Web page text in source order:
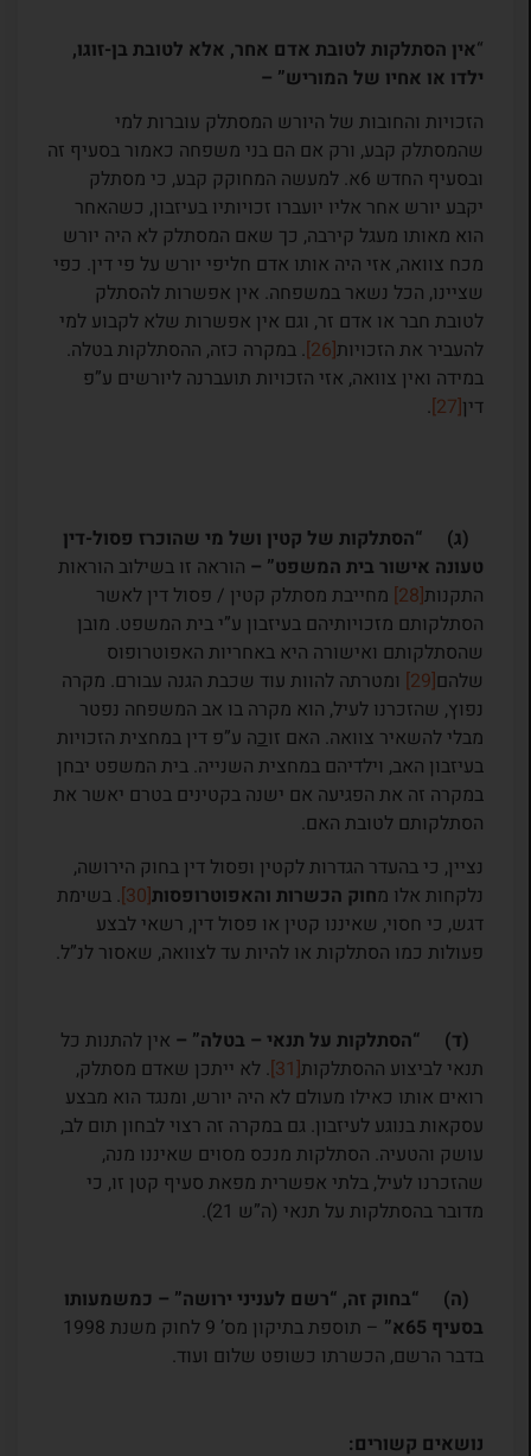
“אין הסתלקות לטובת אדם אחר, אלא לטובת בן-זוגו,
ילדו או אחיו של המוריש” –
הזכויות והחובות של היורש המסתלק עוברות למי
שהמסתלק קבע, ורק אם הם בני משפחה כאמור בסעיף זה
ובסעיף החדש 6א. למעשה המחוקק קבע, כי מסתלק
יקבע יורש אחר אליו יועברו זכויותיו בעיזבון, כשהאחר
הוא מאותו מעגל קירבה, כך שאם המסתלק לא היה יורש
מכח צוואה, אזי היה אותו אדם חליפי יורש על פי דין. כפי
שציינו, הכל נשאר במשפחה. אין אפשרות להסתלק
לטובת חבר או אדם זר, וגם אין אפשרות שלא לקבוע למי
להעביר את הזכויות[26]
. במקרה כזה, ההסתלקות בטלה.
במידה ואין צוואה, אזי הזכויות תועברנה ליורשים ע”פ
דין[27]
.
(ג) “הסתלקות של קטין ושל מי שהוכרז פסול-דין
טעונה אישור בית המשפט” – הוראה זו בשילוב הוראות
התקנות[28]
מחייבת מסתלק קטין / פסול דין לאשר
הסתלקותם מזכויותיהם בעיזבון ע”י בית המשפט. מובן
שהסתלקותם ואישורה היא באחריות האפוטרופוס
שלהם[29]
ומטרתה להוות עוד שכבת הגנה עבורם. מקרה
נפוץ, שהזכרנו לעיל, הוא מקרה בו אב המשפחה נפטר
מבלי להשאיר צוואה. האם זוכה ע”פ דין במחצית הזכויות
בעיזבון האב, וילדיהם במחצית השנייה. בית המשפט יבחן
במקרה זה את הפגיעה אם ישנה בקטינים בטרם יאשר את
הסתלקותם לטובת האם.
נציין, כי בהעדר הגדרות לקטין ופסול דין בחוק הירושה,
נלקחות אלו מחוק הכשרות והאפוטרופסות[30]
. בשימת
דגש, כי חסוי, שאיננו קטין או פסול דין, רשאי לבצע
פעולות כמו הסתלקות או להיות עד לצוואה, שאסור לנ”ל.
(ד) “הסתלקות על תנאי – בטלה” – אין להתנות כל
תנאי לביצוע ההסתלקות[31]
. לא ייתכן שאדם מסתלק,
רואים אותו כאילו מעולם לא היה יורש, ומנגד הוא מבצע
עסקאות בנוגע לעיזבון. גם במקרה זה רצוי לבחון תום לב,
עושק והטעיה. הסתלקות מנכס מסוים שאיננו מנה,
שהזכרנו לעיל, בלתי אפשרית מפאת סעיף קטן זו, כי
מדובר בהסתלקות על תנאי (ה”ש 21).
(ה) “בחוק זה, “רשם לעניני ירושה” – כמשמעותו
בסעיף 65א”
– תוספת בתיקון מס’ 9 לחוק משנת 1998
בדבר הרשם, הכשרתו כשופט שלום ועוד.
נושאים קשורים: